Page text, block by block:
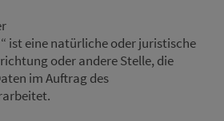
ist eine natürliche oder juristische
oder andere Stelle, die
im Auftrag des